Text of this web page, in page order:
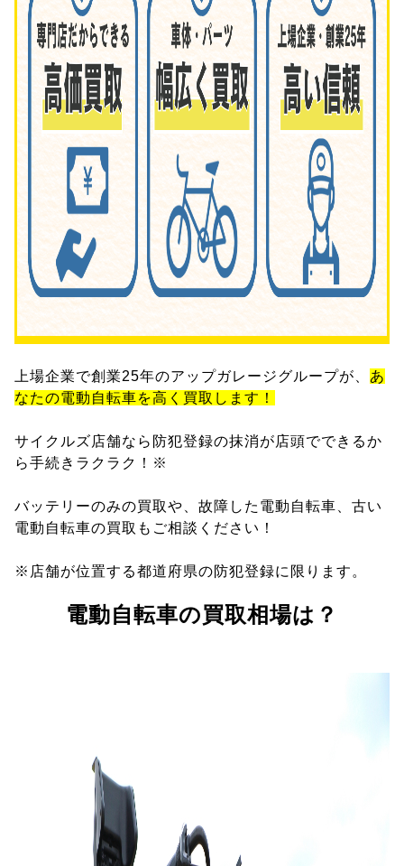
上場企業で創業25年のアップガレージグループが、 あ
なたの電動自転車を高く買取します！
サイクルズ店舗なら防犯登録の抹消が店頭でできるか
ら手続きラクラク！※
バッテリーのみの買取や、故障した電動自転車、古い
電動自転車の買取もご相談ください！
※店舗が位置する都道府県の防犯登録に限ります。
電動自転車の買取相場は？